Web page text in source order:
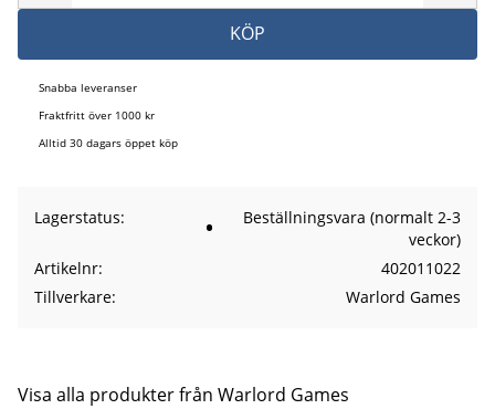
KÖP
Snabba leveranser
Fraktfritt över 1000 kr
Alltid 30 dagars öppet köp
Lagerstatus
Beställningsvara (normalt 2-3
veckor)
Artikelnr
402011022
Tillverkare
Warlord Games
Visa alla produkter från Warlord Games